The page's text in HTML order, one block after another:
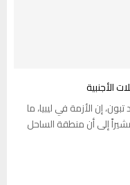
الأجنبية
إن الأزمة في ليبيا، ما
إلى أن منطقة الساحل